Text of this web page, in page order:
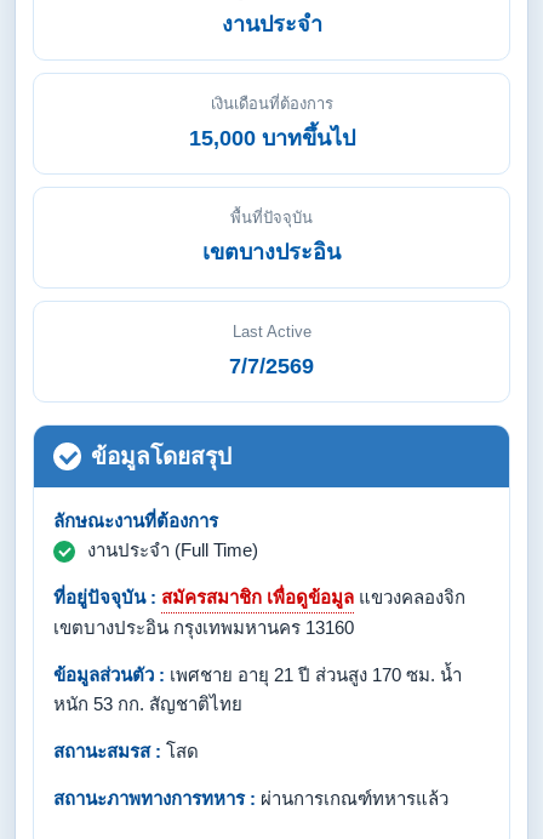
งานประจำ
เงินเดือนที่ต้องการ
15,000 บาทขึ้นไป
พื้นที่ปัจจุบัน
เขตบางประอิน
Last Active
7/7/2569
ข้อมูลโดยสรุป
ลักษณะงานที่ต้องการ
งานประจำ (Full Time)
ที่อยู่ปัจจุบัน : สมัครสมาชิก เพื่อดูข้อมูล แขวงคลองจิก
เขตบางประอิน กรุงเทพมหานคร 13160
ข้อมูลส่วนตัว : เพศชาย อายุ 21 ปี ส่วนสูง 170 ซม. น้ำ
หนัก 53 กก. สัญชาติไทย
สถานะสมรส : โสด
สถานะภาพทางการทหาร : ผ่านการเกณฑ์ทหารแล้ว